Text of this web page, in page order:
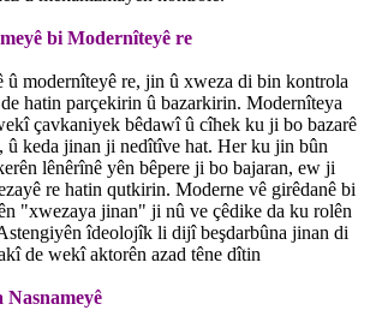
bi Modernîteyê re
û modernîteyê re, jin û xweza di bin kontrola
hatin parçekirin û bazarkirin. Modernîteya
çavkaniyek bêdawî û cîhek ku ji bo bazarê
û keda jinan ji nedîtîve hat. Her ku jin bûn
lênêrînê yên bêpere ji bo bajaran, ew ji
re hatin qutkirin. Moderne vê girêdanê bi
"xwezaya jinan" ji nû ve çêdike da ku rolên
îdeolojîk li dijî beşdarbûna jinan di
de wekî aktorên azad têne dîtin